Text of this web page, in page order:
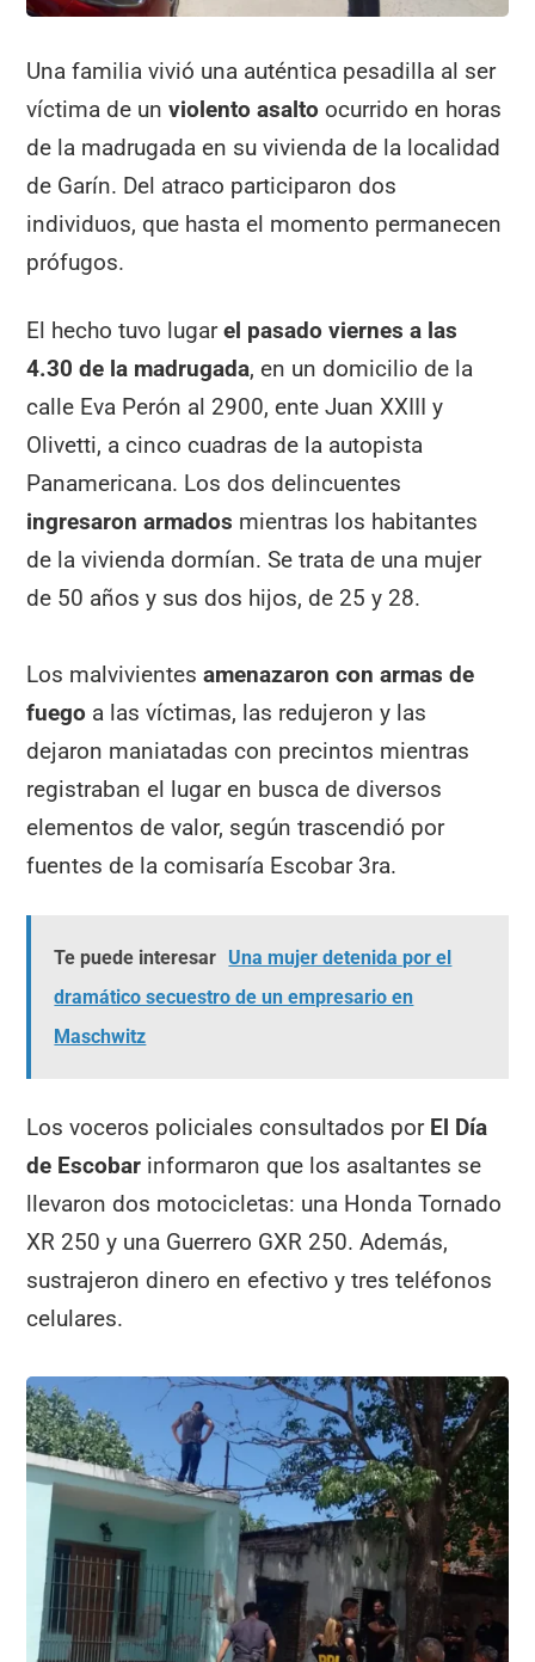
Una familia vivió una auténtica pesadilla al ser
víctima de unviolento asalto ocurrido en horas
de la madrugada en su vivienda de la localidad
de Garín. Del atraco participaron dos
individuos, que hasta el momento permanecen
prófugos.
El hecho tuvo lugarel pasado viernes a las
4.30 de la madrugada, en un domicilio de la
calle Eva Perón al 2900, ente Juan XXIII y
Olivetti, a cinco cuadras de la autopista
Panamericana. Los dos delincuentes
ingresaron armados mientras los habitantes
de la vivienda dormían. Se trata de una mujer
de 50 años y sus dos hijos, de 25 y 28.
Los malvivientesamenazaron con armas de
fuego a las víctimas, las redujeron y las
dejaron maniatadas con precintos mientras
registraban el lugar en busca de diversos
elementos de valor, según trascendió por
fuentes de la comisaría Escobar 3ra.
Te puede interesar Una mujer detenida por el
dramático secuestro de un empresario en
Maschwitz
Los voceros policiales consultados porEl Día
de Escobar informaron que los asaltantes se
llevaron dos motocicletas: una Honda Tornado
XR 250 y una Guerrero GXR 250. Además,
sustrajeron dinero en efectivo y tres teléfonos
celulares.